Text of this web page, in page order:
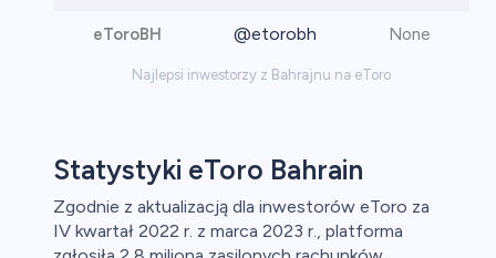
Najlepsi inwestorzy z Bahrajnu na eToro
eToroBH @etorobh None
Statystyki eToro Bahrain
Zgodnie z aktualizacją dla inwestorów eToro za
IV kwartał 2022 r. z marca 2023 r., platforma